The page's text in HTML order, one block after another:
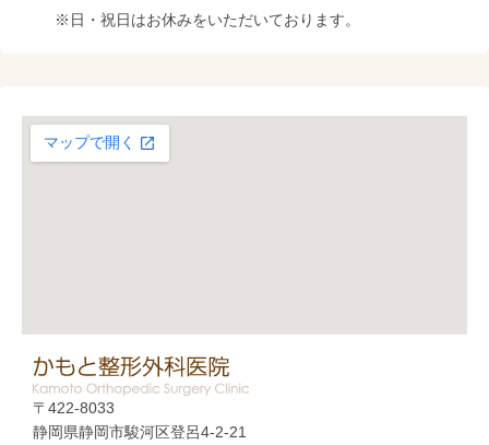
※日・祝日はお休みをいただいております。
〒422-8033
静岡県静岡市駿河区登呂4-2-21